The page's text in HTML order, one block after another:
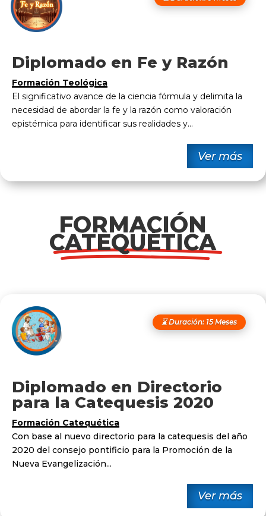
Diplomado en Fe y Razón
Formación Teológica
El significativo avance de la ciencia fórmula y delimita la
necesidad de abordar la fe y la razón como valoración
epistémica para identificar sus realidades y...
Ver más
FORMACIÓN
CATEQUÉTICA
⌛ Duración: 15 Meses
Diplomado en Directorio
para la Catequesis 2020
Formación Catequética
Con base al nuevo directorio para la catequesis del año
2020 del consejo pontificio para la Promoción de la
Nueva Evangelización...
Ver más